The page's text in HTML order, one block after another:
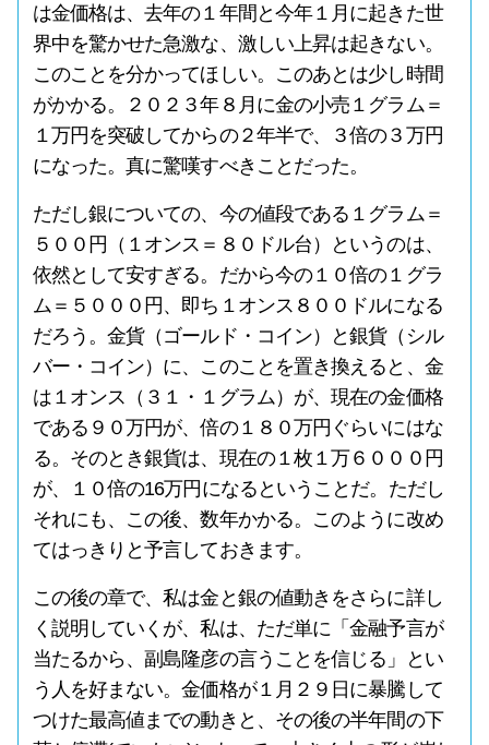
は金価格は、去年の１年間と今年１月に起きた世
界中を驚かせた急激な、激しい上昇は起きない。
このことを分かってほしい。このあとは少し時間
がかかる。２０２３年８月に金の小売１グラム＝
１万円を突破してからの２年半で、３倍の３万円
になった。真に驚嘆すべきことだった。
ただし銀についての、今の値段である１グラム＝
５００円（１オンス＝８０ドル台）というのは、
依然として安すぎる。だから今の１０倍の１グラ
ム＝５０００円、即ち１オンス８００ドルになる
だろう。金貨（ゴールド・コイン）と銀貨（シル
バー・コイン）に、このことを置き換えると、金
は１オンス（３１・１グラム）が、現在の金価格
である９０万円が、倍の１８０万円ぐらいにはな
る。そのとき銀貨は、現在の１枚１万６０００円
が、１０倍の16万円になるということだ。ただし
それにも、この後、数年かかる。このように改め
てはっきりと予言しておきます。
この後の章で、私は金と銀の値動きをさらに詳し
く説明していくが、私は、ただ単に「金融予言が
当たるから、副島隆彦の言うことを信じる」とい
う人を好まない。金価格が１月２９日に暴騰して
つけた最高値までの動きと、その後の半年間の下